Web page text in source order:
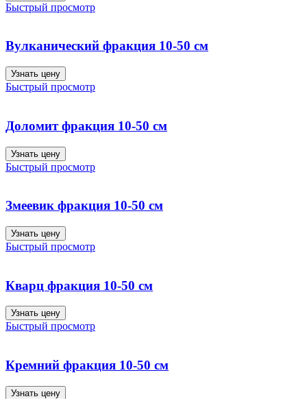
Быстрый просмотр
Вулканический фракция 10-50 см
Узнать цену
Быстрый просмотр
Доломит фракция 10-50 см
Узнать цену
Быстрый просмотр
Змеевик фракция 10-50 см
Узнать цену
Быстрый просмотр
Кварц фракция 10-50 см
Узнать цену
Быстрый просмотр
Кремний фракция 10-50 см
Узнать цену